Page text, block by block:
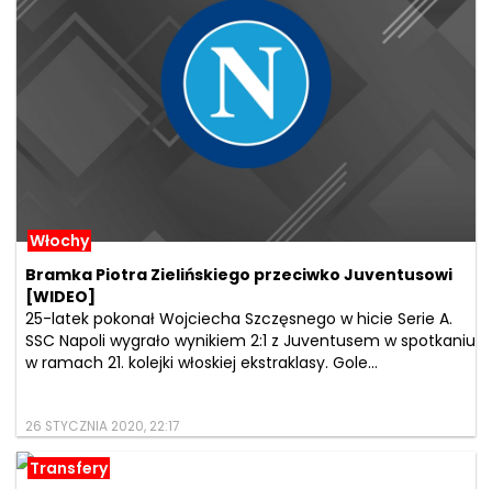
Włochy
Bramka Piotra Zielińskiego przeciwko Juventusowi
[WIDEO]
25-latek pokonał Wojciecha Szczęsnego w hicie Serie A.
SSC Napoli wygrało wynikiem 2:1 z Juventusem w spotkaniu
w ramach 21. kolejki włoskiej ekstraklasy. Gole...
26 STYCZNIA 2020, 22:17
Transfery